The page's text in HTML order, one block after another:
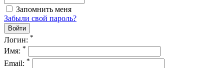
Запомнить меня
Забыли свой пароль?
Логин: *
Имя: *
Email: *